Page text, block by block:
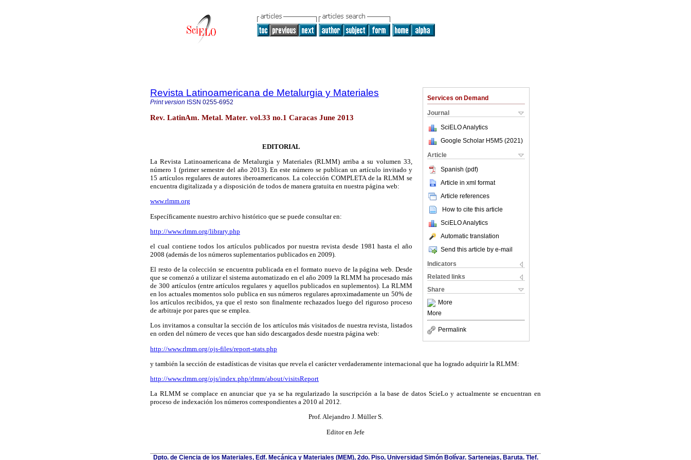
Services on Demand
Journal
SciELO Analytics
Google Scholar H5M5 (2021 )
Article
Spanish (pdf)
Article in xml format
Article references
How to cite this article
SciELO Analytics
Automatic translation
Send this article by e-mail
Indicators
Related links
Share
More
More
Permalink
Revista Latinoamericana de Metalurgia y Materiales
Print version ISSN 0255-6952
Rev. LatinAm. Metal. Mater. vol.33 no.1 Caracas June 2013
EDITORIAL
La Revista Latinoamericana de Metalurgia y Materiales (RLMM) arriba a su volumen 33,
número 1 (primer semestre del año 2013). En este número se publican un artículo invitado y
15 artículos regulares de autores iberoamericanos. La colección COMPLETA de la RLMM se
encuentra digitalizada y a disposición de todos de manera gratuita en nuestra página web:
www.rlmm.org
Específicamente nuestro archivo histórico que se puede consultar en:
http://www.rlmm.org/library.php
el cual contiene todos los artículos publicados por nuestra revista desde 1981 hasta el año
2008 (además de los números suplementarios publicados en 2009).
El resto de la colección se encuentra publicada en el formato nuevo de la página web. Desde
que se comenzó a utilizar el sistema automatizado en el año 2009 la RLMM ha procesado más
de 300 artículos (entre artículos regulares y aquellos publicados en suplementos). La RLMM
en los actuales momentos solo publica en sus números regulares aproximadamente un 50% de
los artículos recibidos, ya que el resto son finalmente rechazados luego del riguroso proceso
de arbitraje por pares que se emplea.
Los invitamos a consultar la sección de los artículos más visitados de nuestra revista, listados
en orden del número de veces que han sido descargados desde nuestra página web:
http://www.rlmm.org/ojs-files/report-stats.php
y también la sección de estadísticas de visitas que revela el carácter verdaderamente internacional que ha logrado adquirir la RLMM:
http://www.rlmm.org/ojs/index.php/rlmm/about/visitsReport
La RLMM se complace en anunciar que ya se ha regularizado la suscripción a la base de datos ScieLo y actualmente se encuentran en
proceso de indexación los números correspondientes a 2010 al 2012.
Prof. Alejandro J. Müller S.
Editor en Jefe
Dpto. de Ciencia de los Materiales, Edf. Mecánica y Materiales (MEM), 2do. Piso, Universidad Simón Bolívar. Sartenejas, Baruta. Tlef.